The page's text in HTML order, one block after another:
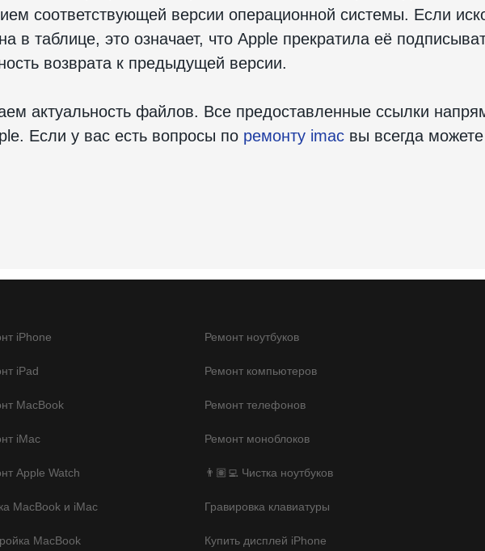
соответствующей версии операционной системы. Если
в таблице, это означает, что Apple прекратила её
возврата к предыдущей версии.
актуальность файлов. Все предоставленные ссылки
Если у вас есть вопросы по ремонту imacвы всегда можете
iPhone
iPad
MacBook
iMac
Apple Watch
MacBook и iMac
MacBook
Ремонт ноутбуков
Ремонт компьютеров
Ремонт телефонов
Ремонт моноблоков
👨🏽‍💻 Чистка ноутбуков
Гравировка клавиатуры
Купить дисплей iPhone